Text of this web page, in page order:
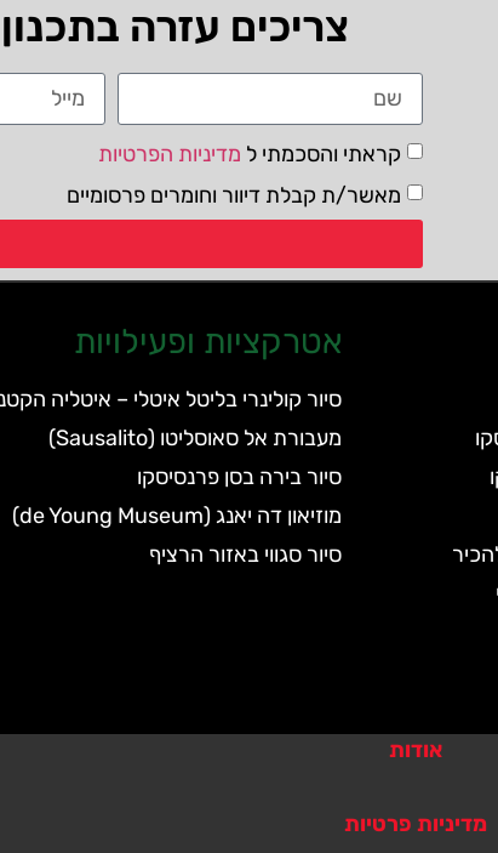
צריכים עזרה
קראתי והסכמתי ל מדיניות הפרטיות
מאשר/ת קבלת דיוור וחומרים פרסומיים
אטרקציות ופעילויות
סיור קולינרי בליטל איטלי – איטליה
מעבורת אל סאוסליטו (Sausalito)
סיור בירה בסן פרנסיסקו
מוזיאון דה יאנג (de Young Museum)
סיור סגווי באזור הרציף
אודות
מדיניות פרטיות